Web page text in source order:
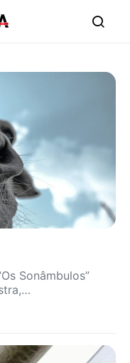
Sonâmbulos”